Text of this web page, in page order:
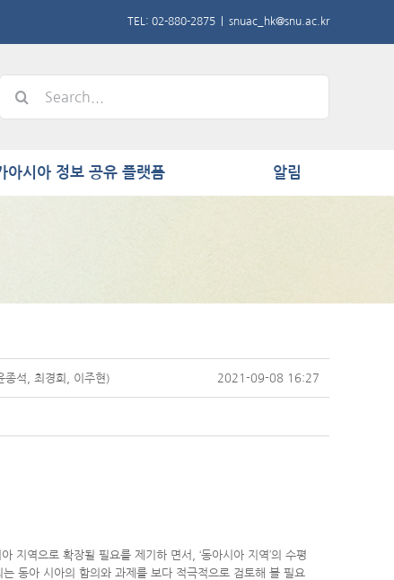
TEL: 02-880-2875 snuac_hk@snu.ac.kr
아시아 정보 공유 플랫폼 알림
종석, 최경희, 이주현) 2021-09-08 16:27
지역으로 확장될 필요를 제기하 면서, ‘동아시아 지역’의 수평
동아 시아의 함의와 과제를 보다 적극적으로 검토해 볼 필요